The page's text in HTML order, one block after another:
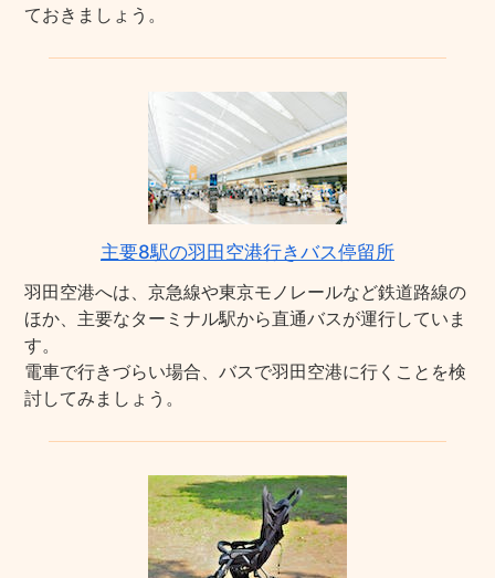
ておきましょう。
主要8駅の羽田空港行きバス停留所
羽田空港へは、京急線や東京モノレールなど鉄道路線の
ほか、主要なターミナル駅から直通バスが運行していま
す。
電車で行きづらい場合、バスで羽田空港に行くことを検
討してみましょう。